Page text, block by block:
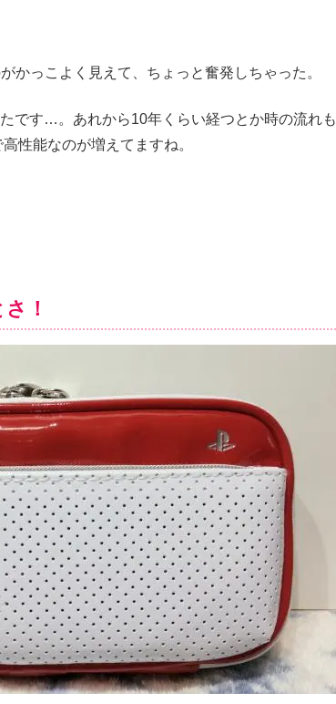
かっこよく見えて、ちょっと奮発しちゃった。
です…。あれから10年くらい経つとか時の流れも
性能なのが増えてますね。
！